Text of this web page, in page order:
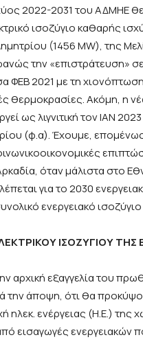
2022-2031 του ΑΔΜΗΕ
ισοζύγιο καθαρής
(1456 MW), της
την «επιστράτευση»
ΦΕΒ 2021 με τη
θερμοκρασίες. Ακόμη, η
ως λιγνιτική τον ΙΑΝ
(φ.α). Έχουμε, επομένως,
όταν μάλιστα στο
για το 2030
ενεργειακό
ΙΣΟΖΥΓΙΟΥ ΤΗΣ
αρχική εξαγγελία του
την άποψη, ότι θα
ηλεκ. ενέργειας (Η.Ε.)
εισαγωγές ενεργειακών